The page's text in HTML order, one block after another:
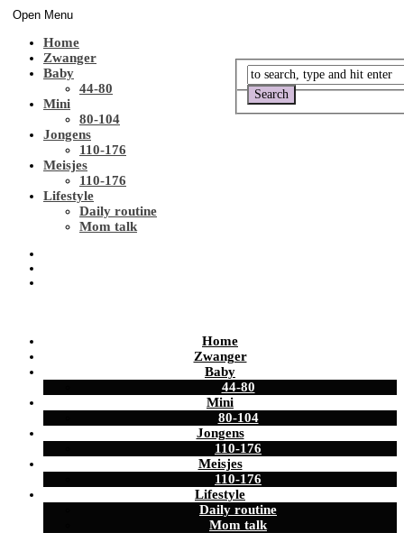
Open Menu
Home
Zwanger
Baby
44-80
Mini
80-104
Jongens
110-176
Meisjes
110-176
Lifestyle
Daily routine
Mom talk
Home
Zwanger
Baby
44-80
Mini
80-104
Jongens
110-176
Meisjes
110-176
Lifestyle
Daily routine
Mom talk